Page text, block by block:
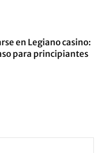
en Legiano casino:
para principiantes